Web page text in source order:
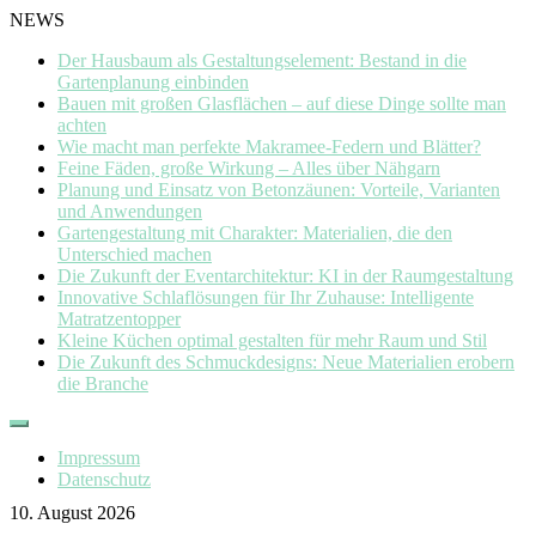
NEWS
Der Hausbaum als Gestaltungselement: Bestand in die
Gartenplanung einbinden
Bauen mit großen Glasflächen – auf diese Dinge sollte man
achten
Wie macht man perfekte Makramee-Federn und Blätter?
Feine Fäden, große Wirkung – Alles über Nähgarn
Planung und Einsatz von Betonzäunen: Vorteile, Varianten
und Anwendungen
Gartengestaltung mit Charakter: Materialien, die den
Unterschied machen
Die Zukunft der Eventarchitektur: KI in der Raumgestaltung
Innovative Schlaflösungen für Ihr Zuhause: Intelligente
Matratzentopper
Kleine Küchen optimal gestalten für mehr Raum und Stil
Die Zukunft des Schmuckdesigns: Neue Materialien erobern
die Branche
Skip
contentImpressum
Datenschutz
10. August 2026